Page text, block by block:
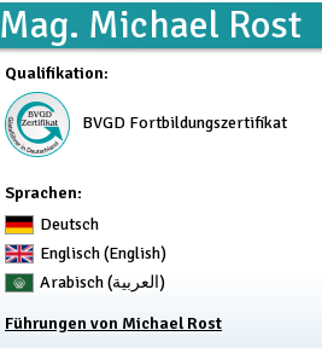
Mag. Michael Rost
Qualifikation:
BVGD Fortbildungszertifikat
Sprachen:
Deutsch
Englisch (English)
Arabisch (العربية)
Führungen von Michael Rost